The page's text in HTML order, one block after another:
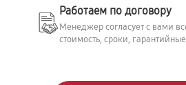
Работаем по договору
Менеджер согласует с вами
стоимость, сроки,